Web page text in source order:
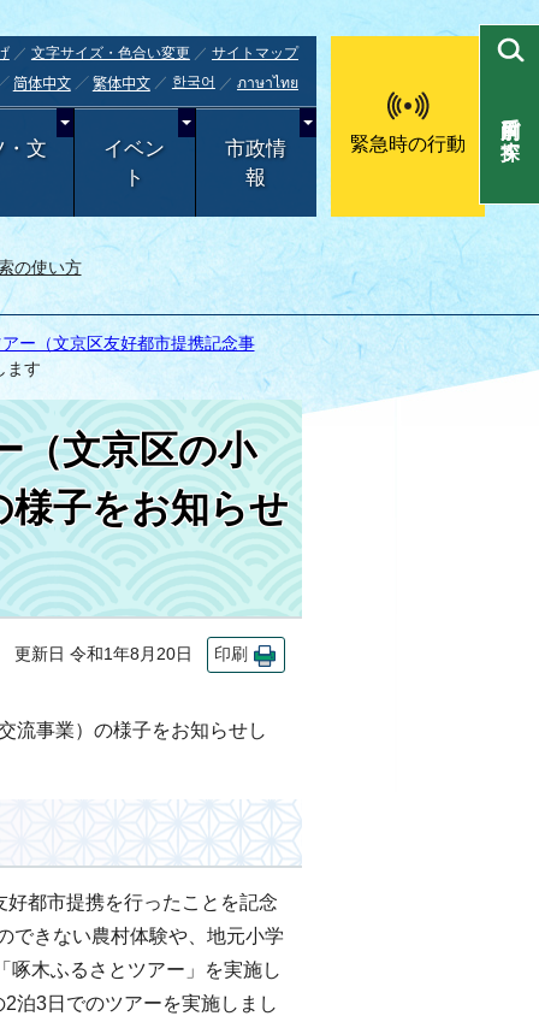
文字サイズ・色合い変更
サイトマップ
简体中文 繁体中文 한국어 ภาษาไทย
・文
イベン
ト
市政情
報
緊急時の行動
の使い方
目的別で探す
ー（文京区友好都市提携記念事
ます
（文京区の小
様子をお知らせ
更新日 令和1年8月20日 印刷
流事業）の様子をお知らせし
都市提携を行ったことを記念
できない農村体験や、地元小学
啄木ふるさとツアー」を実施し
泊3日でのツアーを実施しまし